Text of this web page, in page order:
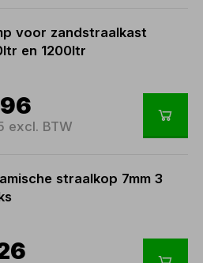
voor zandstraalkast
en 1200ltr
excl. BTW
straalkop 7mm 3